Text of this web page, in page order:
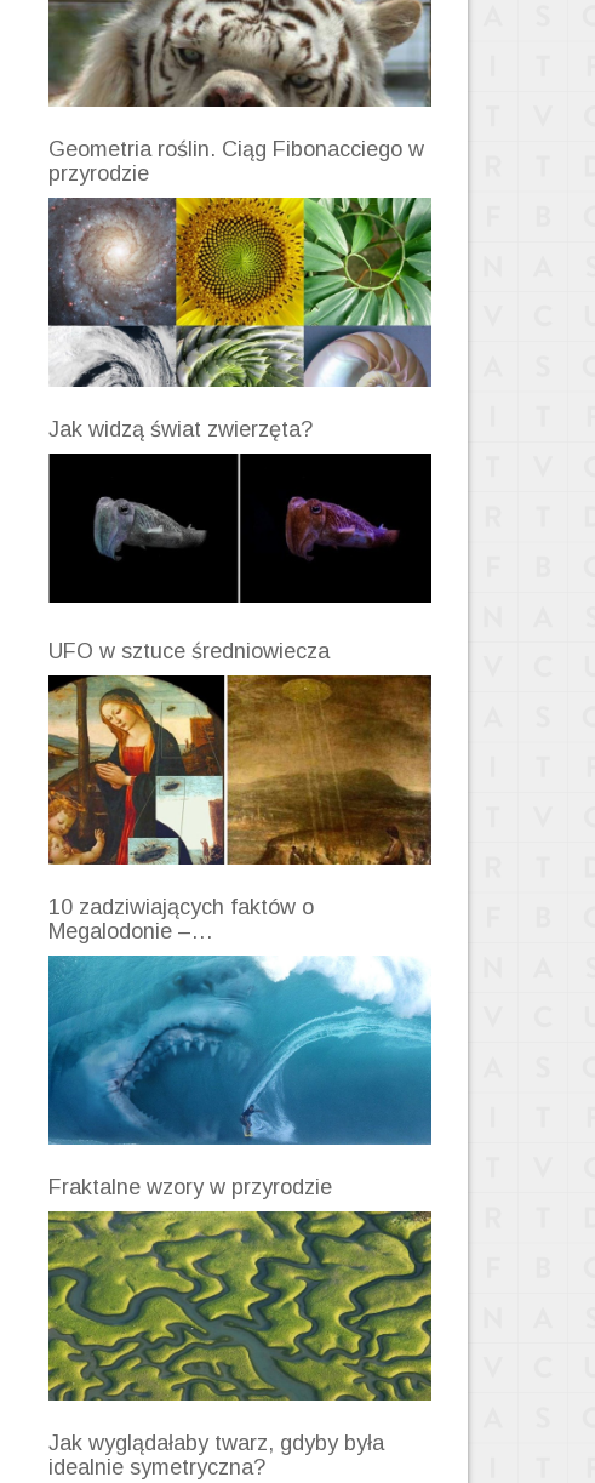
Geometria roślin. Ciąg Fibonacciego w
przyrodzie
Jak widzą świat zwierzęta?
UFO w sztuce średniowiecza
10 zadziwiających faktów o
Megalodonie –…
Fraktalne wzory w przyrodzie
Jak wyglądałaby twarz, gdyby była
idealnie symetryczna?